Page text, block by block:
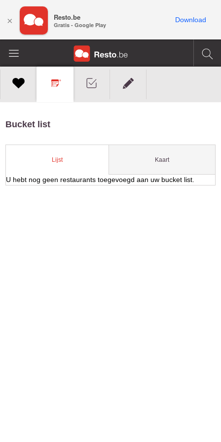
Bucket list
Lijst Kaart
U hebt nog geen restaurants toegevoegd aan uw bucket list.
× Resto.be
Gratis - Google Play
Download